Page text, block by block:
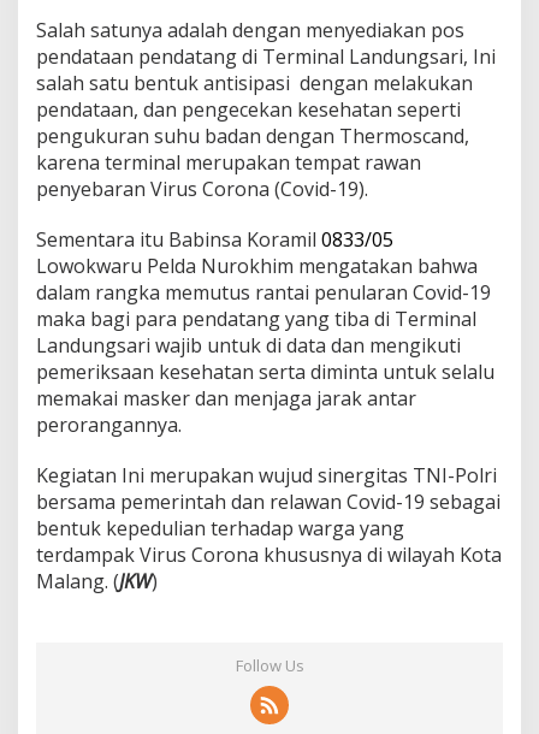
n
P
e
n
a
n
g
a
n
C
o
v
l
i
d
1
b
i
n
s
Salah satunya adalah dengan menyediakan pos
pendataan pendatang di Terminal Landungsari, Ini
salah satu bentuk antisipasi dengan melakukan
pendataan, dan pengecekan kesehatan seperti
pengukuran suhu badan dengan Thermoscand,
karena terminal merupakan tempat rawan
penyebaran Virus Corona (Covid-19).
Sementara itu Babinsa Koramil 0833/05
Lowokwaru Pelda Nurokhim mengatakan bahwa
dalam rangka memutus rantai penularan Covid-19
maka bagi para pendatang yang tiba di Terminal
Landungsari wajib untuk di data dan mengikuti
pemeriksaan kesehatan serta diminta untuk selalu
memakai masker dan menjaga jarak antar
perorangannya.
Kegiatan Ini merupakan wujud sinergitas TNI-Polri
bersama pemerintah dan relawan Covid-19 sebagai
bentuk kepedulian terhadap warga yang
terdampak Virus Corona khususnya di wilayah Kota
Malang. (JKW)
Follow Us